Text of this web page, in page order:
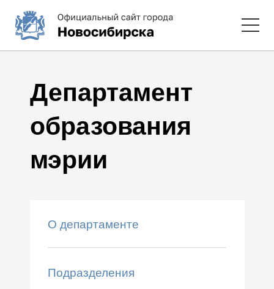
Департамент
образования
мэрии
О департаменте
Подразделения